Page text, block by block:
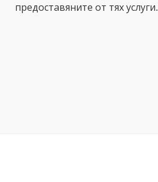
предоставяните от тях услуги.